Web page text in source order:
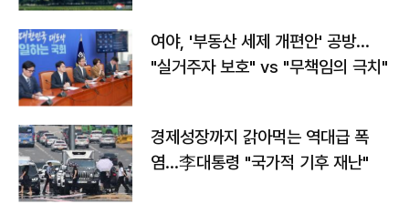
여야, '부동산 세제 개편안' 공방…
"실거주자 보호" vs "무책임의 극치"
경제성장까지 갉아먹는 역대급 폭
염…李대통령 "국가적 기후 재난"